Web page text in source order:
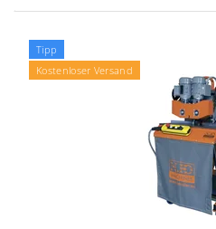
Tipp
Kostenloser Versand